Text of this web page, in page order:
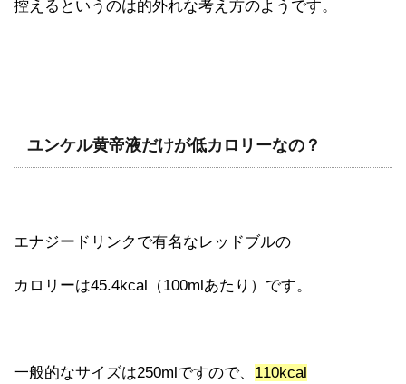
控えるというのは的外れな考え方のようです。
ユンケル黄帝液だけが低カロリーなの？
エナジードリンクで有名なレッドブルの
カロリーは45.4kcal（100mlあたり）です。
一般的なサイズは250mlですので、 110kcal